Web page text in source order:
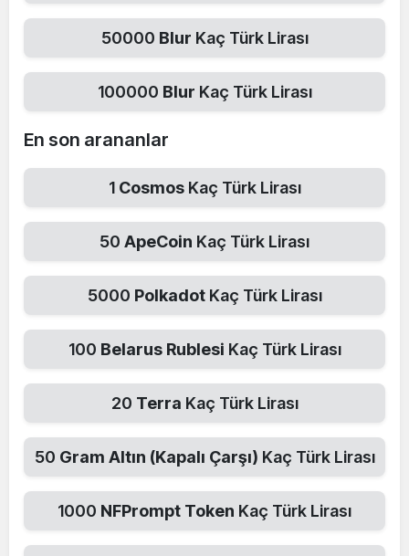
50000 Blur Kaç Türk Lirası
100000 Blur Kaç Türk Lirası
En son arananlar
1 Cosmos Kaç Türk Lirası
50 ApeCoin Kaç Türk Lirası
5000 Polkadot Kaç Türk Lirası
100 Belarus Rublesi Kaç Türk Lirası
20 Terra Kaç Türk Lirası
50 Gram Altın (Kapalı Çarşı) Kaç Türk Lirası
1000 NFPrompt Token Kaç Türk Lirası